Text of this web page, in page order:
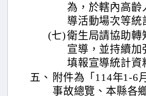
為，於轄內高齡
導活動場次等統
(七)衛生局請協助轉
宣導，並持續加
填報宣導統計資
五、 附件為「114年1-6
事故總覽、本縣各